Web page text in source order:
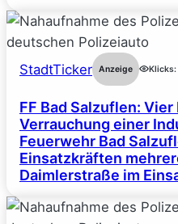
StadtTicker Anzeige Klicks:
FF Bad Salzuflen:
Verrauchung einer
Feuerwehr Bad
Einsatzkräften
Daimlerstraße im